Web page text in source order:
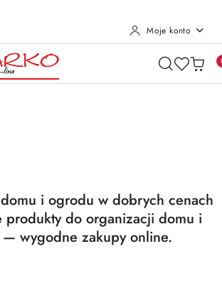
głównej
konto
głównego Moje konto
i ogrodu w dobrych cenach
produkty do organizacji domu i
wygodne zakupy online.